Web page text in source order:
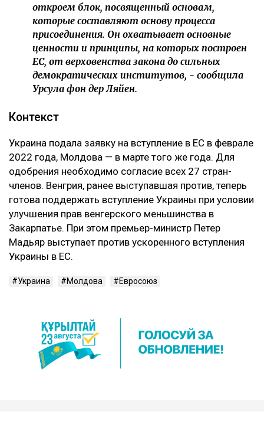
откроем блок, посвященный основам,
которые составляют основу процесса
присоединения. Он охватывает основные
ценности и принципы, на которых построен
ЕС, от верховенства закона до сильных
демократических институтов, - сообщила
Урсула фон дер Ляйен.
Контекст
Украина подала заявку на вступление в ЕС в феврале
2022 года, Молдова — в марте того же года. Для
одобрения необходимо согласие всех 27 стран-
членов. Венгрия, ранее выступавшая против, теперь
готова поддержать вступление Украины при условии
улучшения прав венгерского меньшинства в
Закарпатье. При этом премьер-министр Петер
Мадьяр выступает против ускоренного вступления
Украины в ЕС.
Украина Молдова Евросоюз